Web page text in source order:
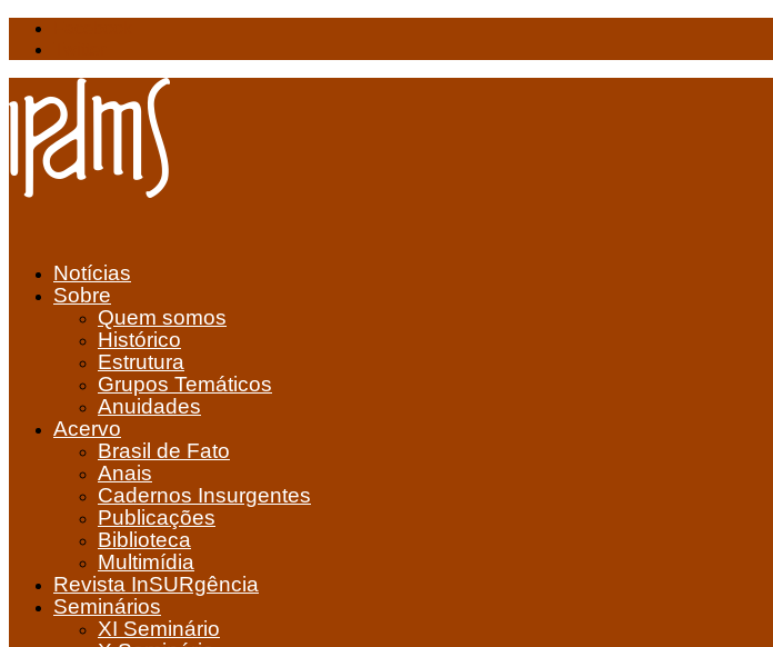
Notícias
Sobre
Quem somos
Histórico
Estrutura
Grupos Temáticos
Anuidades
Acervo
Brasil de Fato
Anais
Cadernos Insurgentes
Publicações
Biblioteca
Multimídia
Revista InSURgência
Seminários
XI Seminário